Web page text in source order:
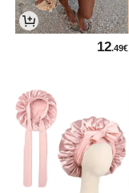
12.49€